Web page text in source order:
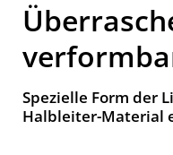
Spezielle Form der
Halbleiter-Material